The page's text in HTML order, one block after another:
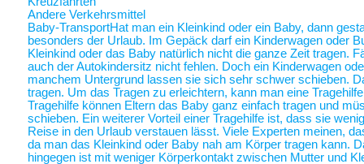
Andere Verkehrsmittel
Baby-TransportHat man ein Kleinkind oder ein Baby, dann
besonders der Urlaub. Im Gepäck darf ein Kinderwagen oder
Kleinkind oder das Baby natürlich nicht die ganze Zeit tragen.
auch der Autokindersitz nicht fehlen. Doch ein Kinderwagen
manchem Untergrund lassen sie sich sehr schwer schieben.
tragen. Um das Tragen zu erleichtern, kann man eine
Tragehilfe können Eltern das Baby ganz einfach tragen und
schieben. Ein weiterer Vorteil einer Tragehilfe ist, dass sie
Reise in den Urlaub verstauen lässt. Viele Experten meinen,
da man das Kleinkind oder Baby nah am Körper tragen kann.
hingegen ist mit weniger Körperkontakt zwischen Mutter und